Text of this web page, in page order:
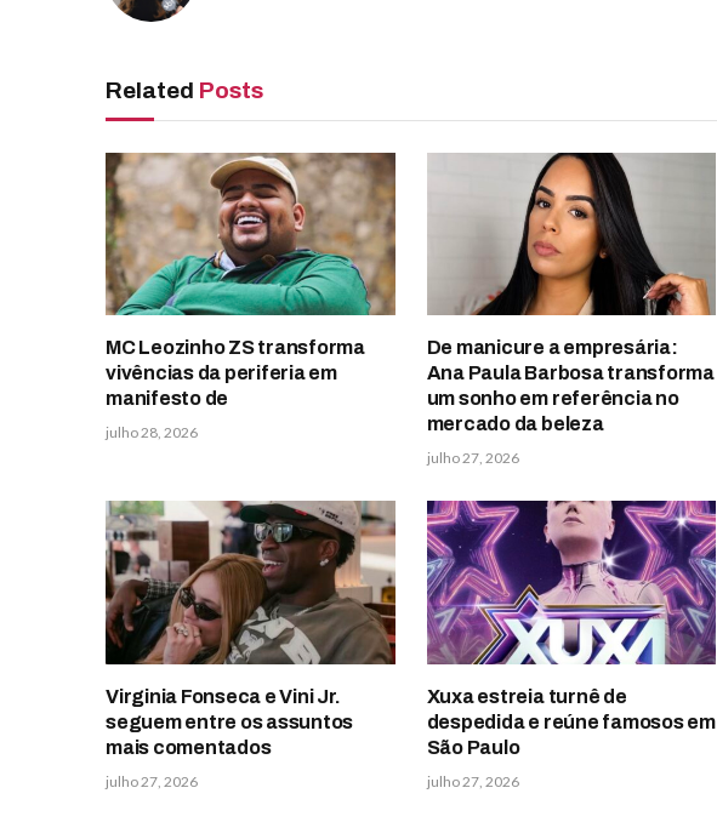
Related Posts
MC Leozinho ZS transforma
vivências da periferia em
manifesto de
julho 28, 2026
De manicure a empresária:
Ana Paula Barbosa transforma
um sonho em referência no
mercado da beleza
julho 27, 2026
Virginia Fonseca e Vini Jr.
seguem entre os assuntos
mais comentados
julho 27, 2026
Xuxa estreia turnê de
despedida e reúne famosos em
São Paulo
julho 27, 2026